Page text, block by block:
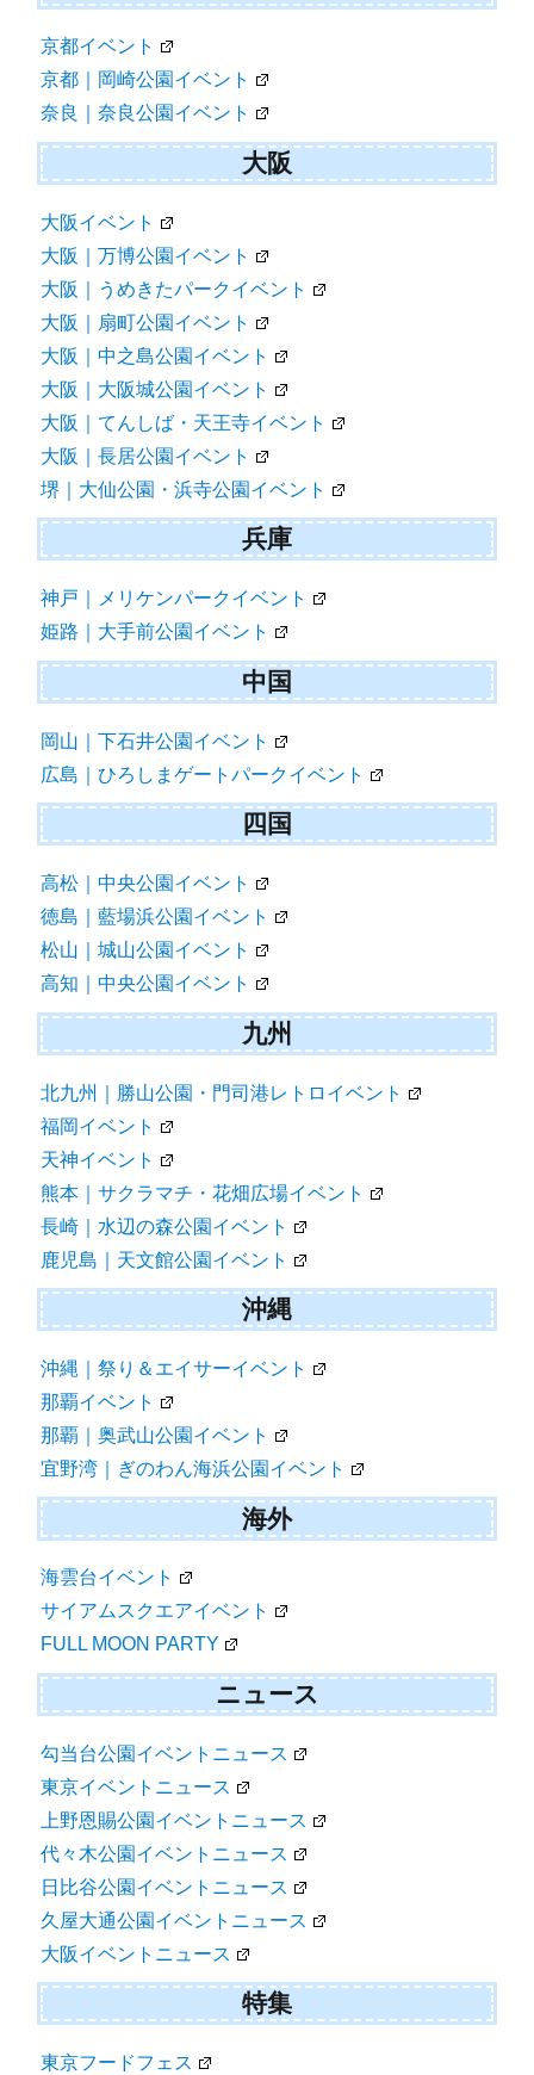
京都イベント
京都｜岡崎公園イベント
奈良｜奈良公園イベント
大阪
大阪イベント
大阪｜万博公園イベント
大阪｜うめきたパークイベント
大阪｜扇町公園イベント
大阪｜中之島公園イベント
大阪｜大阪城公園イベント
大阪｜てんしば・天王寺イベント
大阪｜長居公園イベント
堺｜大仙公園・浜寺公園イベント
兵庫
神戸｜メリケンパークイベント
姫路｜大手前公園イベント
中国
岡山｜下石井公園イベント
広島｜ひろしまゲートパークイベント
四国
高松｜中央公園イベント
徳島｜藍場浜公園イベント
松山｜城山公園イベント
高知｜中央公園イベント
九州
北九州｜勝山公園・門司港レトロイベント
福岡イベント
天神イベント
熊本｜サクラマチ・花畑広場イベント
長崎｜水辺の森公園イベント
鹿児島｜天文館公園イベント
沖縄
沖縄｜祭り＆エイサーイベント
那覇イベント
那覇｜奥武山公園イベント
宜野湾｜ぎのわん海浜公園イベント
海外
海雲台イベント
サイアムスクエアイベント
FULL MOON PARTY
ニュース
勾当台公園イベントニュース
東京イベントニュース
上野恩賜公園イベントニュース
代々木公園イベントニュース
日比谷公園イベントニュース
久屋大通公園イベントニュース
大阪イベントニュース
特集
東京フードフェス